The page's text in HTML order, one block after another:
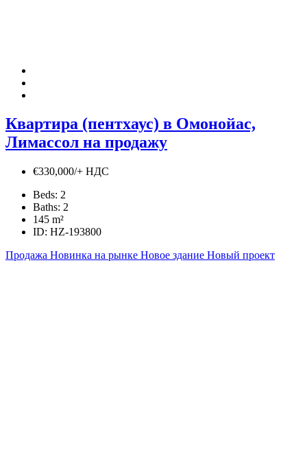
Квартира (пентхаус) в Омонойас,
Лимассол на продажу
€330,000/+ НДС
Beds: 2
Baths: 2
145 m²
ID: HZ-193800
Продажа Новинка на рынке Новое здание Новый проект